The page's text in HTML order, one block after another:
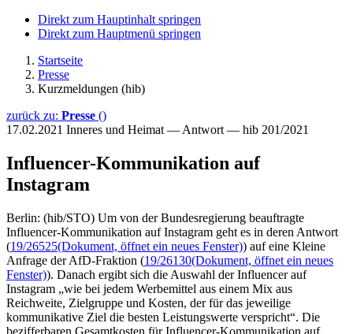
Direkt zum Hauptinhalt springen
Direkt zum Hauptmenü springen
Startseite
Presse
Kurzmeldungen (hib)
zurück zu: Presse ()
17.02.2021 Inneres und Heimat — Antwort — hib 201/2021
Influencer-Kommunikation auf
Instagram
Berlin: (hib/STO) Um von der Bundesregierung beauftragte
Influencer-Kommunikation auf Instagram geht es in deren Antwort
(19/26525(Dokument, öffnet ein neues Fenster)) auf eine Kleine
Anfrage der AfD-Fraktion (19/26130(Dokument, öffnet ein neues
Fenster)). Danach ergibt sich die Auswahl der Influencer auf
Instagram „wie bei jedem Werbemittel aus einem Mix aus
Reichweite, Zielgruppe und Kosten, der für das jeweilige
kommunikative Ziel die besten Leistungswerte verspricht“. Die
bezifferbaren Gesamtkosten für Influencer-Kommunikation auf